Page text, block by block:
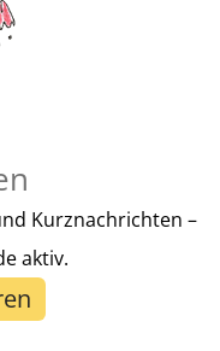
Kurznachrichten –
aktiv.